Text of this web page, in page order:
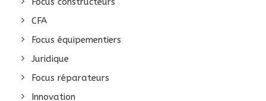
CFA
Focus équipementiers
Juridique
Focus réparateurs
Innovation